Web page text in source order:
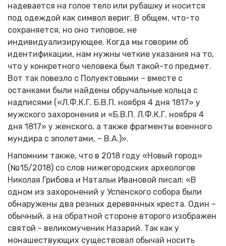
надевается на голое тело или рубашку и носится
под одеждой как символ вериг. В общем, что-то
сохраняется, но оно типовое, не
индивидуализирующее. Когда мы говорим об
идентификации, нам нужны четкие указания на то,
что у конкретного человека был такой-то предмет.
Вот так повезло с Полуектовыми – вместе с
останками были найдены обручальные кольца с
надписями («Л.Ф.К.Г. Б.В.П. ноября 4 дня 1817» у
мужского захоронения и «Б.В.П. Л.Ф.К.Г. ноября 4
дня 1817» у женского, а также фрагменты военного
мундира с эполетами, – В.А.)».
Напомним также, что в 2018 году «Новый город»
(№15/2018) со слов нижегородских археологов
Николая Грибова и Натальи Ивановой писал: «В
одном из захоронений у Успенского собора были
обнаружены два резных деревянных креста. Один –
обычный, а на обратной стороне второго изображен
святой - великомученик Назарий. Так как у
монашествующих существовал обычай носить